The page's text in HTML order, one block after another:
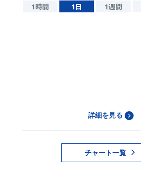
1時間 1日 1週間
詳細を見る
チャート一覧